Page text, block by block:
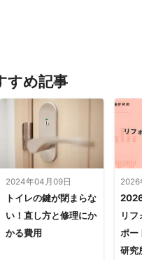
すめ記事
2024年04月09日
トイレの鍵が閉まらな
い！直し方と修理にか
かる費用
2026
リ
ポー
研究